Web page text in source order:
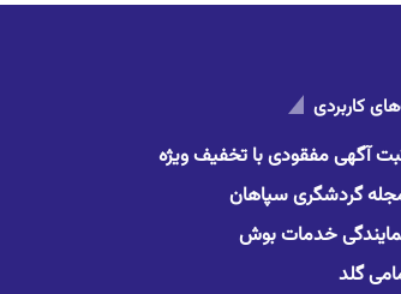
کاربردی
آگهی مفقودی با تخفیف ویژه
گردشگری سپاهان
خدمات بوش
گلد